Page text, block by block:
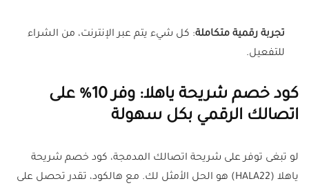
تجربة رقمية متكاملة: كل شيء يتم عبر الإنترنت، من الشراء
للتفعيل.
كود خصم شريحة ياهلا: وفر 10% على
اتصالك الرقمي بكل سهولة
لو تبغى توفر على شريحة اتصالك المدمجة، كود خصم شريحة
ياهلا (HALA22) هو الحل الأمثل لك. مع هالكود، تقدر تحصل على